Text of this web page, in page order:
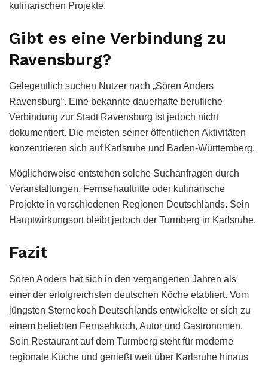
kulinarischen Projekte.
Gibt es eine Verbindung zu
Ravensburg?
Gelegentlich suchen Nutzer nach „Sören Anders
Ravensburg“. Eine bekannte dauerhafte berufliche
Verbindung zur Stadt Ravensburg ist jedoch nicht
dokumentiert. Die meisten seiner öffentlichen Aktivitäten
konzentrieren sich auf Karlsruhe und Baden-Württemberg.
Möglicherweise entstehen solche Suchanfragen durch
Veranstaltungen, Fernsehauftritte oder kulinarische
Projekte in verschiedenen Regionen Deutschlands. Sein
Hauptwirkungsort bleibt jedoch der Turmberg in Karlsruhe.
Fazit
Sören Anders hat sich in den vergangenen Jahren als
einer der erfolgreichsten deutschen Köche etabliert. Vom
jüngsten Sternekoch Deutschlands entwickelte er sich zu
einem beliebten Fernsehkoch, Autor und Gastronomen.
Sein Restaurant auf dem Turmberg steht für moderne
regionale Küche und genießt weit über Karlsruhe hinaus